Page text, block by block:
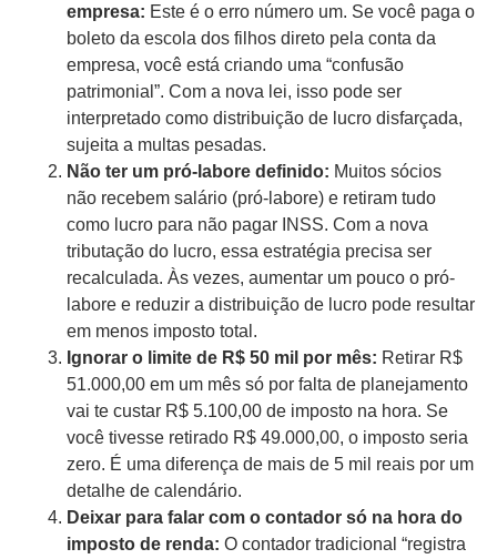
empresa: Este é o erro número um. Se você paga o
boleto da escola dos filhos direto pela conta da
empresa, você está criando uma “confusão
patrimonial”. Com a nova lei, isso pode ser
interpretado como distribuição de lucro disfarçada,
sujeita a multas pesadas.
Não ter um pró-labore definido: Muitos sócios
não recebem salário (pró-labore) e retiram tudo
como lucro para não pagar INSS. Com a nova
tributação do lucro, essa estratégia precisa ser
recalculada. Às vezes, aumentar um pouco o pró-
labore e reduzir a distribuição de lucro pode resultar
em menos imposto total.
Ignorar o limite de R$ 50 mil por mês: Retirar R$
51.000,00 em um mês só por falta de planejamento
vai te custar R$ 5.100,00 de imposto na hora. Se
você tivesse retirado R$ 49.000,00, o imposto seria
zero. É uma diferença de mais de 5 mil reais por um
detalhe de calendário.
Deixar para falar com o contador só na hora do
imposto de renda: O contador tradicional “registra